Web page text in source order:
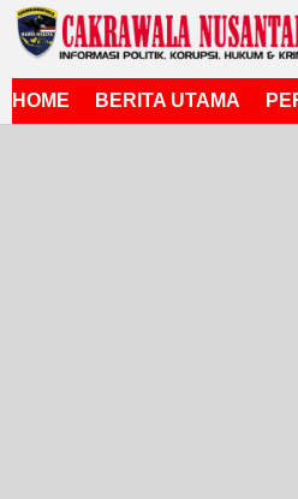
Lewati
ke
HOME
BERITA UTAMA